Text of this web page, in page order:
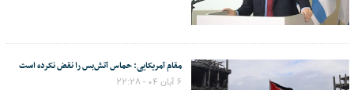
مقام آمریکایی: حماس آتش‌بس را نقض نکرده است
۶ آبان ۰۴ - ۲۲:۲۸